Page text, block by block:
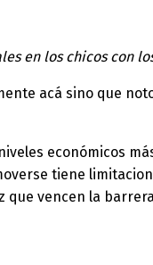
en los chicos con
acá sino que
económicos
tiene
que vencen la